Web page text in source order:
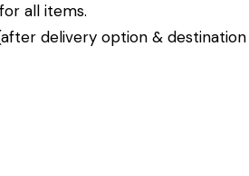
all items.
delivery option &